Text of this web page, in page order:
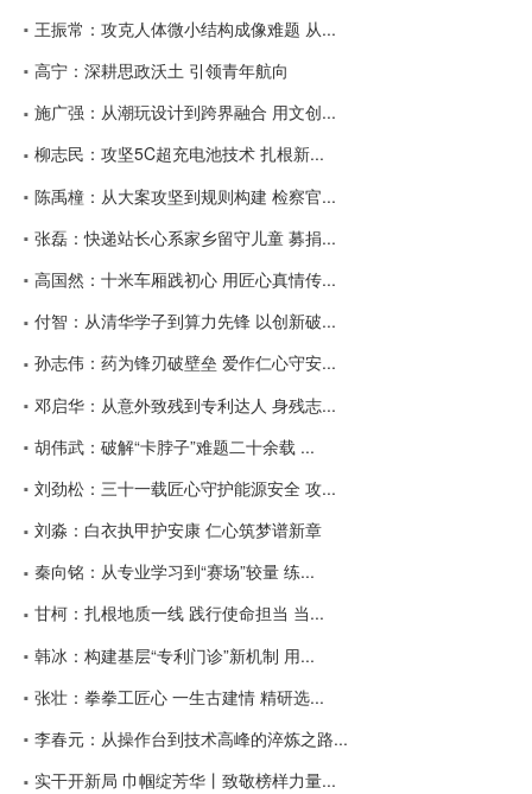
王振常：攻克人体微小结构成像难题 从...
高宁：深耕思政沃土 引领青年航向
施广强：从潮玩设计到跨界融合 用文创...
柳志民：攻坚5C超充电池技术 扎根新...
陈禹橦：从大案攻坚到规则构建 检察官...
张磊：快递站长心系家乡留守儿童 募捐...
高国然：十米车厢践初心 用匠心真情传...
付智：从清华学子到算力先锋 以创新破...
孙志伟：药为锋刃破壁垒 爱作仁心守安...
邓启华：从意外致残到专利达人 身残志...
胡伟武：破解“卡脖子”难题二十余载 ...
刘劲松：三十一载匠心守护能源安全 攻...
刘淼：白衣执甲护安康 仁心筑梦谱新章
秦向铭：从专业学习到“赛场”较量 练...
甘柯：扎根地质一线 践行使命担当 当...
韩冰：构建基层“专利门诊”新机制 用...
张壮：拳拳工匠心 一生古建情 精研选...
李春元：从操作台到技术高峰的淬炼之路...
实干开新局 巾帼绽芳华丨致敬榜样力量...